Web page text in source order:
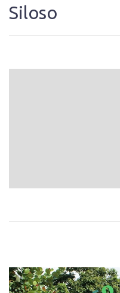
Siloso